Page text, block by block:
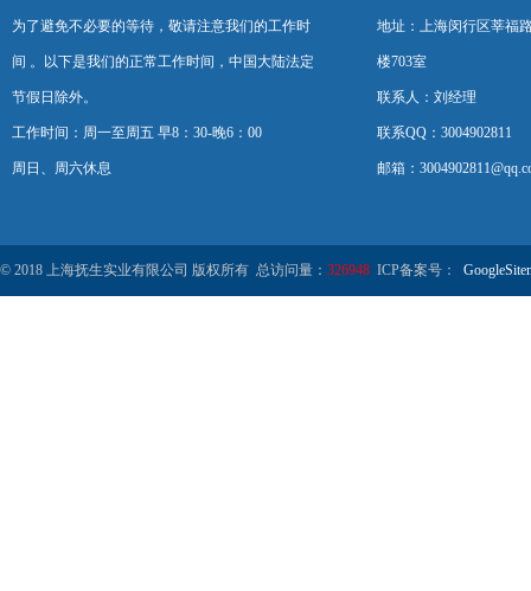
为了避免不必要的等待，敬请注意我们的工作时
间 。以下是我们的正常工作时间，中国大陆法定
节假日除外。
工作时间：周一至周五 早8：30-晚6：00
周日、周六休息
地址：上海闵行区莘福
楼703室
联系人：刘经理
联系QQ：3004902811
邮箱：
© 2018 上海抚生实业有限公司 版权所有 总访问量： 326948 ICP备案号：